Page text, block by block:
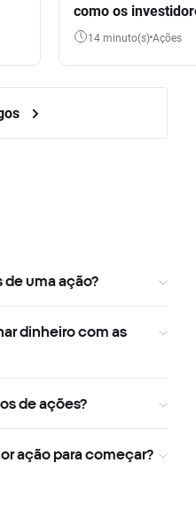
como os
participar
14 minuto(s) Ações
de uma ação?
dinheiro com as
de ações?
ação para começar?